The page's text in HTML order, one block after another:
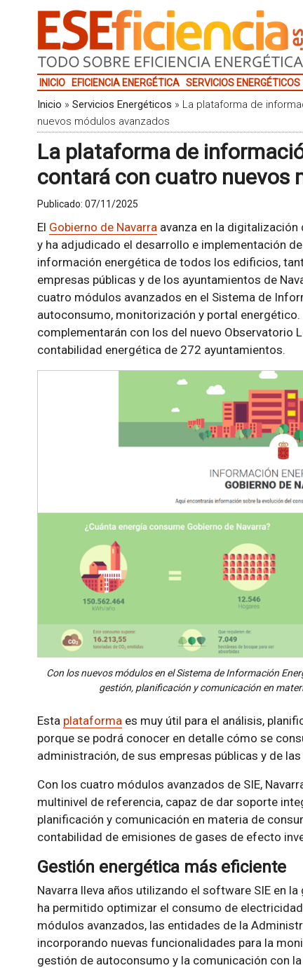
INICIO EFICIENCIA ENERGÉTICA SERVICIOS ENERGÉTICOS
Inicio » Servicios Energéticos » La plataforma de
nuevos módulos avanzados
La plataforma de
contará con cuatro nuevos
Publicado: 07/11/2025
El Gobierno de Navarraavanza en la digitalización
y ha adjudicado el desarrollo e implementación
información energética de todos los edificios,
empresas públicas y de los ayuntamientos de
cuatro módulos avanzados en el Sistema de
autoconsumo, monitorización y portal
complementarán con los del nuevo Observatorio
contabilidad energética de 272 ayuntamientos.
Con los nuevos módulos en el Sistema de Información
gestión, planificación y comunicación en
Esta plataforma es muy útil para el análisis,
porque se podrá conocer en detalle cómo se
administración, de sus empresas públicas y de
Con los cuatro módulos avanzados de SIE,
multinivel de referencia, capaz de dar soporte
planificación y comunicación en materia de
contabilidad de emisiones de gases de efecto
Gestión energética más eficiente
Navarra lleva años utilizando el software SIE en
ha permitido optimizar el consumo de
módulos avanzados, las entidades de la
incorporando nuevas funcionalidades para la
gestión de autoconsumo y la comunicación con